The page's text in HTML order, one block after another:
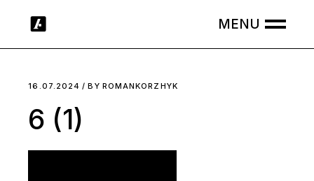
16.07.2024 BY ROMANKORZHYK
6 (1)